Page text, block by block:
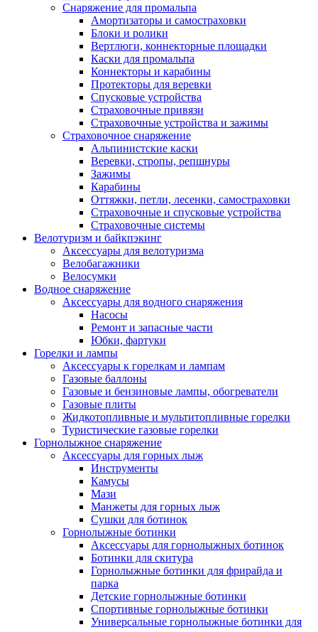
Снаряжение для промальпа
Амортизаторы и самостраховки
Блоки и ролики
Вертлюги, коннекторные площадки
Каски для промальпа
Коннекторы и карабины
Протекторы для веревки
Спусковые устройства
Страховочные привязи
Страховочные устройства и зажимы
Страховочное снаряжение
Альпинистские каски
Веревки, стропы, репшнуры
Зажимы
Карабины
Оттяжки, петли, лесенки, самостраховки
Страховочные и спусковые устройства
Страховочные системы
Велотуризм и байкпэкинг
Аксессуары для велотуризма
Велобагажники
Велосумки
Водное снаряжение
Аксессуары для водного снаряжения
Насосы
Ремонт и запасные части
Юбки, фартуки
Горелки и лампы
Аксессуары к горелкам и лампам
Газовые баллоны
Газовые и бензиновые лампы, обогреватели
Газовые плиты
Жидкотопливные и мультитопливные горелки
Туристические газовые горелки
Горнолыжное снаряжение
Аксессуары для горных лыж
Инструменты
Камусы
Мази
Манжеты для горных лыж
Сушки для ботинок
Горнолыжные ботинки
Аксессуары для горнолыжных ботинок
Ботинки для скитура
Горнолыжные ботинки для фрирайда и
парка
Детские горнолыжные ботинки
Спортивные горнолыжные ботинки
Универсальные горнолыжные ботинки для